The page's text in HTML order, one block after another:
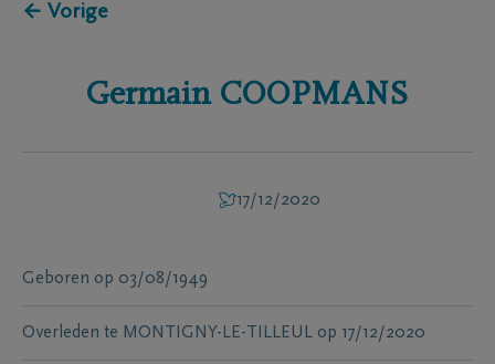
← Vorige
Germain COOPMANS
17/12/2020
Geboren op 03/08/1949
Overleden te MONTIGNY-LE-TILLEUL op 17/12/2020